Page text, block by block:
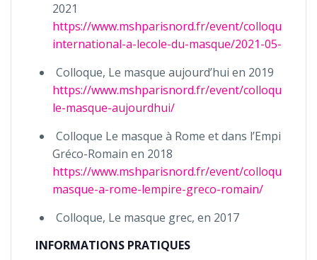
2021
https://www.mshparisnord.fr/event/colloque-
international-a-lecole-du-masque/2021-05-07/
Colloque, Le masque aujourd’hui en 2019
https://www.mshparisnord.fr/event/colloque-
le-masque-aujourdhui/
Colloque Le masque à Rome et dans l’Empire
Gréco-Romain en 2018
https://www.mshparisnord.fr/event/colloque-
masque-a-rome-lempire-greco-romain/
Colloque, Le masque grec, en 2017
INFORMATIONS PRATIQUES